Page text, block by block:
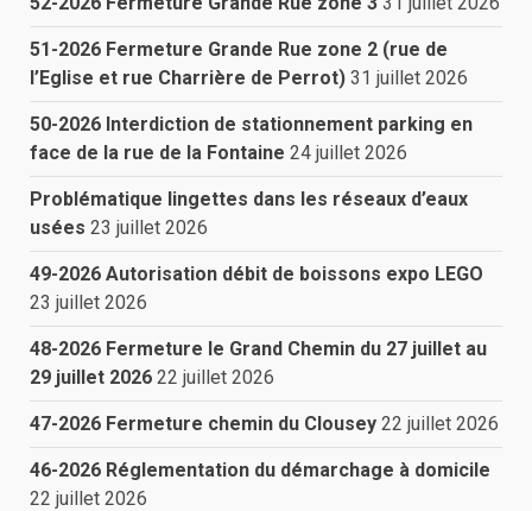
51-2026 Fermeture Grande Rue zone 2 (rue de
l’Eglise et rue Charrière de Perrot) 31 juillet 2026
50-2026 Interdiction de stationnement parking en
face de la rue de la Fontaine 24 juillet 2026
Problématique lingettes dans les réseaux d’eaux
usées 23 juillet 2026
49-2026 Autorisation débit de boissons expo LEGO
23 juillet 2026
48-2026 Fermeture le Grand Chemin du 27 juillet au
29 juillet 2026 22 juillet 2026
47-2026 Fermeture chemin du Clousey 22 juillet 2026
46-2026 Réglementation du démarchage à domicile
22 juillet 2026